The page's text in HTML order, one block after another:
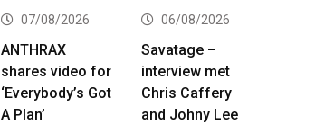
07/08/2026
ANTHRAX
shares video for
‘Everybody’s Got
A Plan’
06/08/2026
Savatage –
interview met
Chris Caffery
and Johny Lee